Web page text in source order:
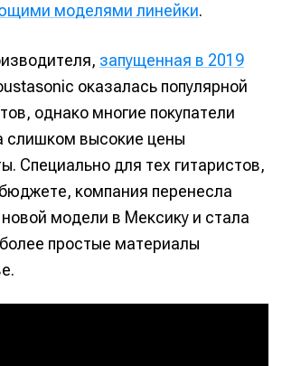
моделями линейки.
запущенная в 2019
оказалась популярной
однако многие покупатели
слишком высокие цены
Специально для тех гитаристов,
компания перенесла
модели в Мексику и стала
простые материалы